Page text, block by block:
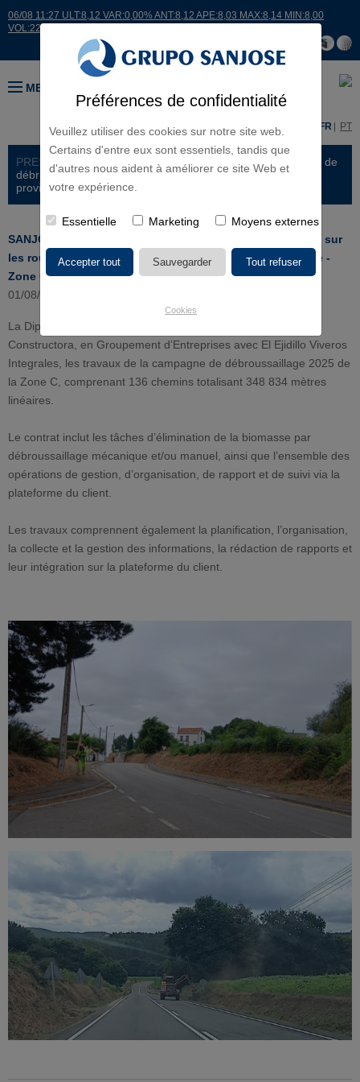
Préférences de confidentialité
Veuillez utiliser des cookies sur notre site web.
Certains d'entre eux sont essentiels, tandis que
d'autres nous aident à améliorer ce site Web et
votre expérience.
Essentielle Marketing Moyens externes
Cookies
06/08 11:27 ULT:8,12 VAR:0,00% ANT:8,12 APE:8,03 MAX:8,14 MIN:8,00
VOL:22460
MENU
ES FR PT
PRESS ROOM > NEWS
> SANJOSE réalisera la campagne de
débroussaillage 2025 sur les routes départementales de la
province de La Corogne - Zone C
SANJOSE réalisera la campagne de débroussaillage 2025 sur
les routes départementales de la province de La Corogne -
Zone C
01/08/2025
La Diputación Provincial de A Coruña a attribué à SANJOSE
Constructora, en Groupement d’Entreprises avec El Ejidillo Viveros
Integrales, les travaux de la campagne de débroussaillage 2025 de
la Zone C, comprenant 136 chemins totalisant 348 834 mètres
linéaires.
Le contrat inclut les tâches d’élimination de la biomasse par
débroussaillage mécanique et/ou manuel, ainsi que l’ensemble des
opérations de gestion, d’organisation, de rapport et de suivi via la
plateforme du client.
Les travaux comprennent également la planification, l’organisation,
la collecte et la gestion des informations, la rédaction de rapports et
leur intégration sur la plateforme du client.